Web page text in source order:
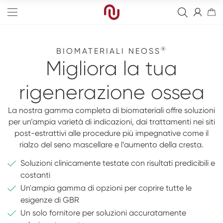
Edge
Straight
Tapered
Wide
Narrow
Sostituti ossei
Membrane riassorbibili
Suture
Kit fissaggio
Pilastri definitivi
Pilastri per Overdenture
Pilastri di guarigione
Viti
Kit
Strumenti
Analogo
Impronte digitali
Blank
Arcata completa
Digitale
Eventi
BIOMATERIALI NEOSS ®
Migliora la tua
rigenerazione ossea
La nostra gamma completa di biomateriali offre soluzioni
per un’ampia varietà di indicazioni, dai trattamenti nei siti
post-estrattivi alle procedure più impegnative come il
rialzo del seno mascellare e l’aumento della cresta.
Soluzioni clinicamente testate con risultati predicibili e
costanti
Un'ampia gamma di opzioni per coprire tutte le
esigenze di GBR
Un solo fornitore per soluzioni accuratamente